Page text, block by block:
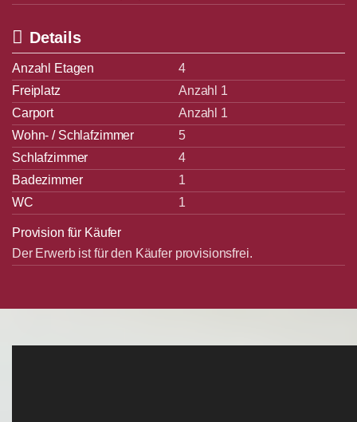
Details
Anzahl Etagen
4
Freiplatz
Anzahl 1
Carport
Anzahl 1
Wohn- / Schlafzimmer
5
Schlafzimmer
4
Badezimmer
1
WC
1
Provision für Käufer
Der Erwerb ist für den Käufer provisionsfrei.